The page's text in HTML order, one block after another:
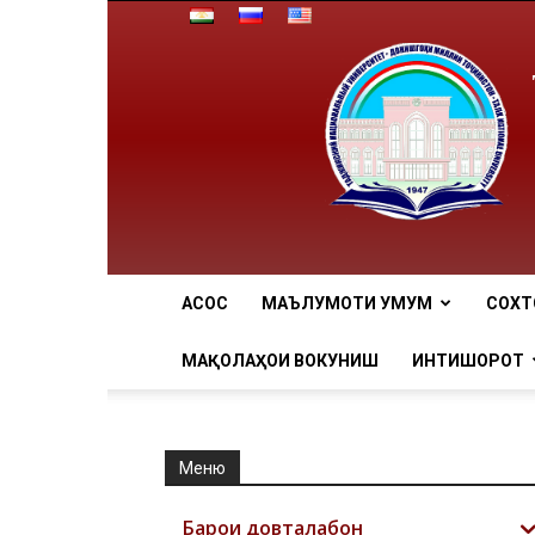
АCОСӢ МАЪЛУМОТИ УМУМӢ
МАҚОЛАҲОИ ВОКУНИШӢ ИНТИШОРОТ
Меню
Барои довталабон